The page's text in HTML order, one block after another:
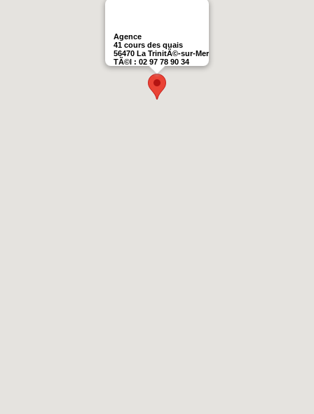
Agence
41 cours des quais
56470 La TrinitÃ©-sur-Mer
TÃ©l : 02 97 78 90 34